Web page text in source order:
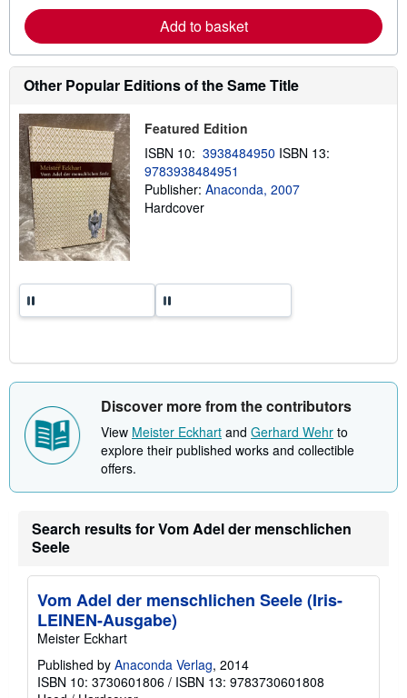
e
a
b
u
s
p
i
g
Add to basket
Other Popular Editions of the Same Title
Featured Edition
ISBN 10: 3938484950 ISBN 13:
9783938484951
Publisher: Anaconda, 2007
Hardcover
Discover more from the contributors
View Meister Eckhart and Gerhard Wehr to
explore their published works and collectible
offers.
Search results for Vom Adel der menschlichen
Seele
Vom Adel der menschlichen Seele (Iris-
LEINEN-Ausgabe)
Meister Eckhart
Published by Anaconda Verlag, 2014
ISBN 10: 3730601806 / ISBN 13: 9783730601808